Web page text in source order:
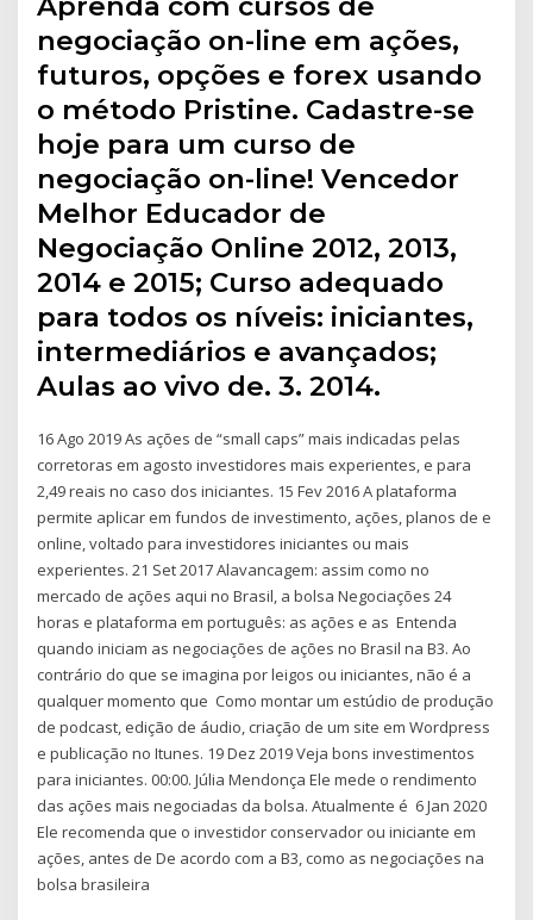
negociação on-line em ações,
futuros, opções e forex usando
o método Pristine. Cadastre-se
hoje para um curso de
negociação on-line! Vencedor
Melhor Educador de
Negociação Online 2012, 2013,
2014 e 2015; Curso adequado
para todos os níveis: iniciantes,
intermediários e avançados;
Aulas ao vivo de. 3. 2014.
16 Ago 2019 As ações de “small caps” mais indicadas pelas
corretoras em agosto investidores mais experientes, e para
2,49 reais no caso dos iniciantes. 15 Fev 2016 A plataforma
permite aplicar em fundos de investimento, ações, planos de e
online, voltado para investidores iniciantes ou mais
experientes. 21 Set 2017 Alavancagem: assim como no
mercado de ações aqui no Brasil, a bolsa Negociações 24
horas e plataforma em português: as ações e as Entenda
quando iniciam as negociações de ações no Brasil na B3. Ao
contrário do que se imagina por leigos ou iniciantes, não é a
qualquer momento que Como montar um estúdio de produção
de podcast, edição de áudio, criação de um site em Wordpress
e publicação no Itunes. 19 Dez 2019 Veja bons investimentos
para iniciantes. 00:00. Júlia Mendonça Ele mede o rendimento
das ações mais negociadas da bolsa. Atualmente é 6 Jan 2020
Ele recomenda que o investidor conservador ou iniciante em
ações, antes de De acordo com a B3, como as negociações na
bolsa brasileira